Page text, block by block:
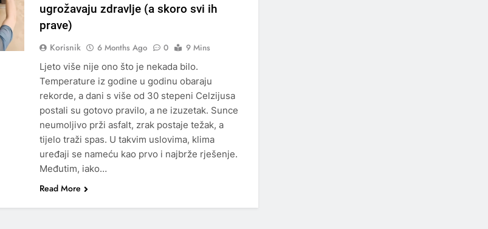
ugrožavaju zdravlje (a skoro svi ih
prave)
Korisnik 6 Months Ago 0
9 Mins
Ljeto više nije ono što je nekada bilo.
Temperature iz godine u godinu obaraju
rekorde, a dani s više od 30 stepeni Celzijusa
postali su gotovo pravilo, a ne izuzetak. Sunce
neumoljivo prži asfalt, zrak postaje težak, a
tijelo traži spas. U takvim uslovima, klima
uređaji se nameću kao prvo i najbrže rješenje.
Međutim, iako…
Read More